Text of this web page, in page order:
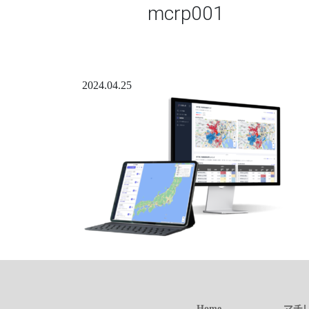
mcrp001
2024.04.25